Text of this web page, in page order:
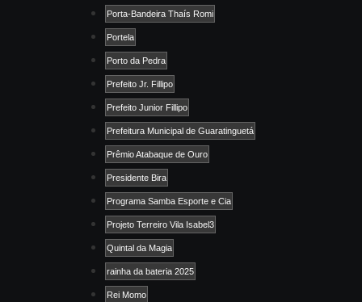
Porta-Bandeira Thaís Romi
Portela
Porto da Pedra
Prefeito Jr. Fillipo
Prefeito Junior Fillipo
Prefeitura Municipal de Guaratinguetá
Prêmio Atabaque de Ouro
Presidente Bira
Programa Samba Esporte e Cia
Projeto Terreiro Vila Isabel3
Quintal da Magia
rainha da bateria 2025
Rei Momo